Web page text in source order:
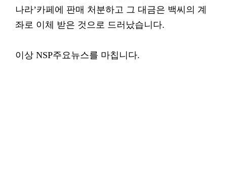
나라’카페에 판매 처분하고 그 대금은 백씨의 계
좌로 이체 받은 것으로 드러났습니다.
이상 NSP주요뉴스를 마칩니다.